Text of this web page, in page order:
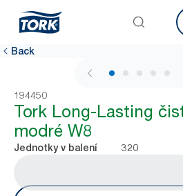
Back
1 / 6
194450
Tork Long-Lasting
modré W8
Jednotky v balení 320